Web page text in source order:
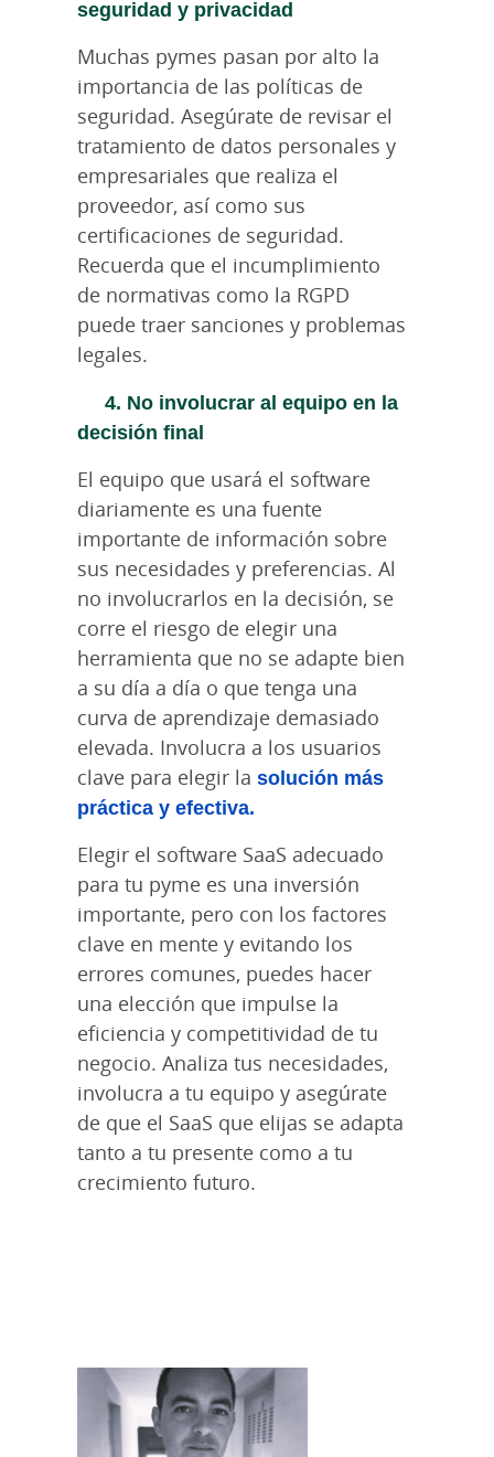
seguridad y privacidad
Muchas pymes pasan por alto la
importancia de las políticas de
seguridad. Asegúrate de revisar el
tratamiento de datos personales y
empresariales que realiza el
proveedor, así como sus
certificaciones de seguridad.
Recuerda que el incumplimiento
de normativas como la RGPD
puede traer sanciones y problemas
legales.
4. No involucrar al equipo en la
decisión final
El equipo que usará el software
diariamente es una fuente
importante de información sobre
sus necesidades y preferencias. Al
no involucrarlos en la decisión, se
corre el riesgo de elegir una
herramienta que no se adapte bien
a su día a día o que tenga una
curva de aprendizaje demasiado
elevada. Involucra a los usuarios
clave para elegir la solución más
práctica y efectiva.
Elegir el software SaaS adecuado
para tu pyme es una inversión
importante, pero con los factores
clave en mente y evitando los
errores comunes, puedes hacer
una elección que impulse la
eficiencia y competitividad de tu
negocio. Analiza tus necesidades,
involucra a tu equipo y asegúrate
de que el SaaS que elijas se adapta
tanto a tu presente como a tu
crecimiento futuro.